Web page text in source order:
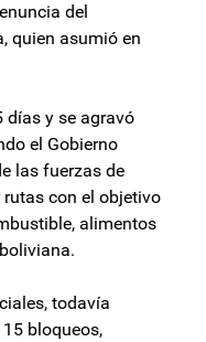
del
quien asumió en
días y se agravó
el Gobierno
las fuerzas de
con el objetivo
alimentos
todavía
bloqueos,